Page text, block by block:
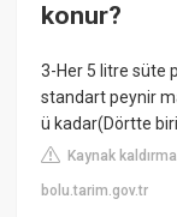
konur?
3-Her 5 litre süte
standart peynir
ü kadar(Dörtte
Kaynak
bolu.tarim.gov.tr